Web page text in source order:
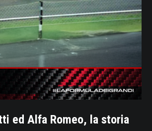
ed Alfa Romeo, la storia